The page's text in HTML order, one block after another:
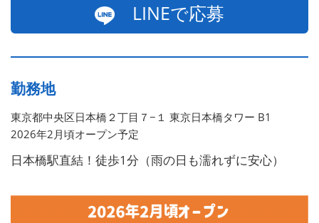
LINEで応募
勤務地
東京都中央区日本橋２丁目７−１ 東京日本橋タワー B1
2026年2月頃オープン予定
日本橋駅直結！徒歩1分（雨の日も濡れずに安心）